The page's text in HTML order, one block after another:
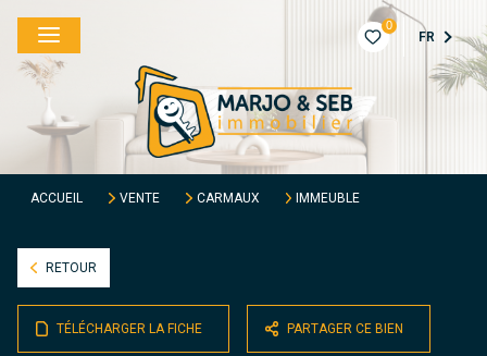
0
FR
ACCUEIL VENTE CARMAUX IMMEUBLE
RETOUR
TÉLÉCHARGER LA FICHE PARTAGER CE BIEN